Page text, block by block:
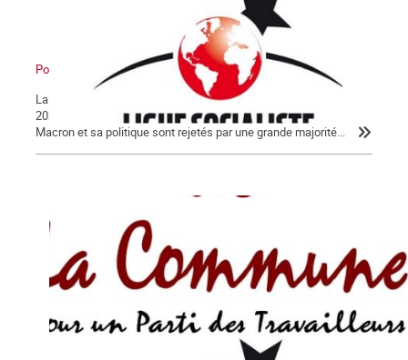
Pour en finir avec Macron !
La Lettre de La Commune, nouvelle série, n° 124 - Jeudi 30 janvier
2020 Après 56 jours d’un conflit historique, c’est peu dire que
Macron et sa politique sont rejetés par une grande majorité...